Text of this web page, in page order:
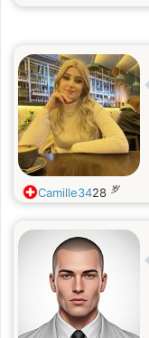
Camille3428 岁